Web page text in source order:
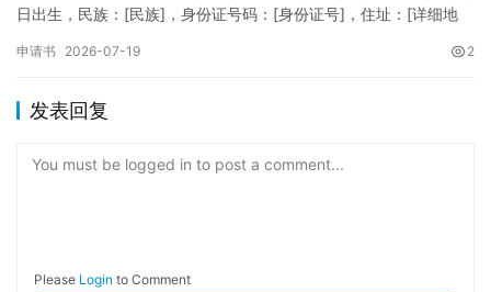
日出生，民族：[民族]，身份证号码：[身份证号]，住址：[详细地
申请书 2026-07-19 2
发表回复
You must be logged in to post a comment...
Please Login to Comment